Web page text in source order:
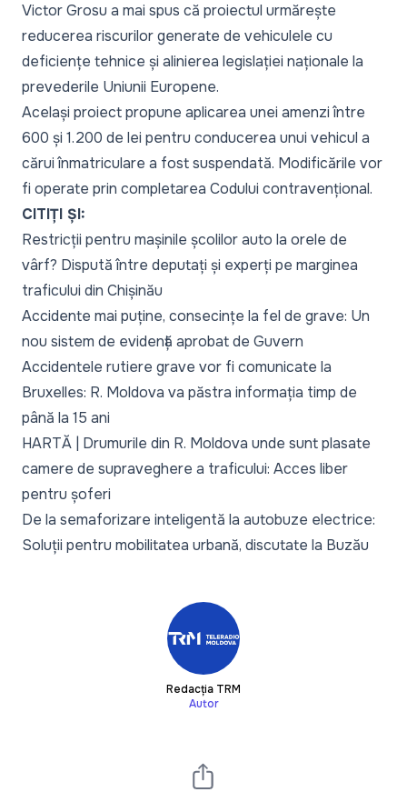
Victor Grosu a mai spus că proiectul urmărește
reducerea riscurilor generate de vehiculele cu
deficiențe tehnice și alinierea legislației naționale la
prevederile Uniunii Europene.
Același proiect propune aplicarea unei amenzi între
600 și 1.200 de lei pentru conducerea unui vehicul a
cărui înmatriculare a fost suspendată. Modificările vor
fi operate prin completarea Codului contravențional.
CITIȚI ȘI:
Restricții pentru mașinile școlilor auto la orele de
vârf? Dispută între deputați și experți pe marginea
traficului din Chișinău
Accidente mai puține, consecințe la fel de grave: Un
nou sistem de evidență aprobat de Guvern
Accidentele rutiere grave vor fi comunicate la
Bruxelles: R. Moldova va păstra informația timp de
până la 15 ani
HARTĂ | Drumurile din R. Moldova unde sunt plasate
camere de supraveghere a traficului: Acces liber
pentru șoferi
De la semaforizare inteligentă la autobuze electrice:
Soluții pentru mobilitatea urbană, discutate la Buzău
Redacția TRM
Autor